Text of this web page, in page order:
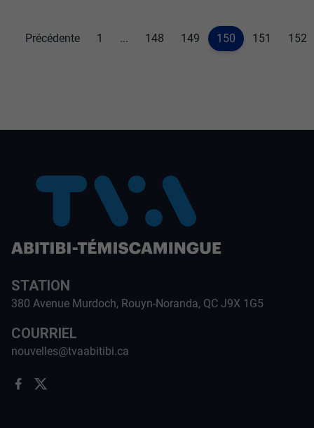
Précédente 1 ... 148 149 150 151 152
STATION
380 Avenue Murdoch, Rouyn-Noranda, QC J9X 1G5
COURRIEL
nouvelles@tvaabitibi.ca